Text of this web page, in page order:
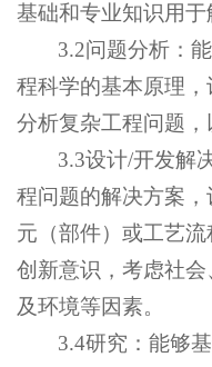
基础和专业知识用于
3.2问题分析：
程科学的基本原理
分析复杂工程问题，
3.3设计/开发解
程问题的解决方案
元（部件）或工艺
创新意识，考虑社
及环境等因素。
3.4研究：能够